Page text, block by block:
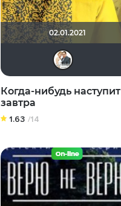
02.01.2021
Когда-нибудь наступит
завтра
1.63 /14